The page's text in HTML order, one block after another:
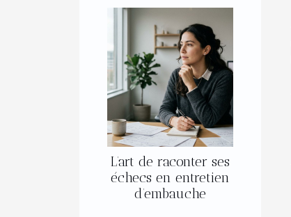
L’art de raconter ses
échecs en entretien
d’embauche